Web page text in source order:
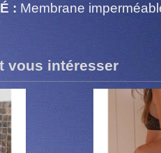
: Membrane
vous intéresser